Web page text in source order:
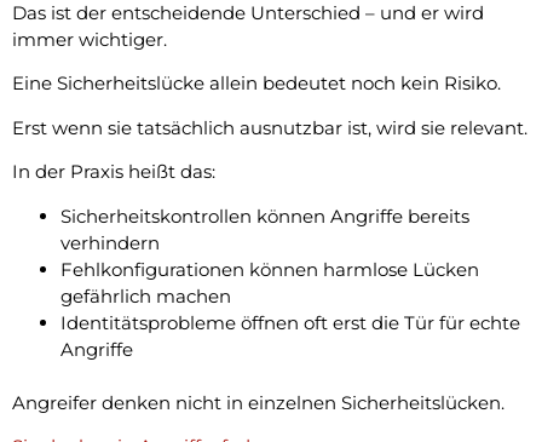
Das ist der entscheidende Unterschied – und er wird
immer wichtiger.
Eine Sicherheitslücke allein bedeutet noch kein Risiko.
Erst wenn sie tatsächlich ausnutzbar ist, wird sie relevant.
In der Praxis heißt das:
Sicherheitskontrollen können Angriffe bereits
verhindern
Fehlkonfigurationen können harmlose Lücken
gefährlich machen
Identitätsprobleme öffnen oft erst die Tür für echte
Angriffe
Angreifer denken nicht in einzelnen Sicherheitslücken.